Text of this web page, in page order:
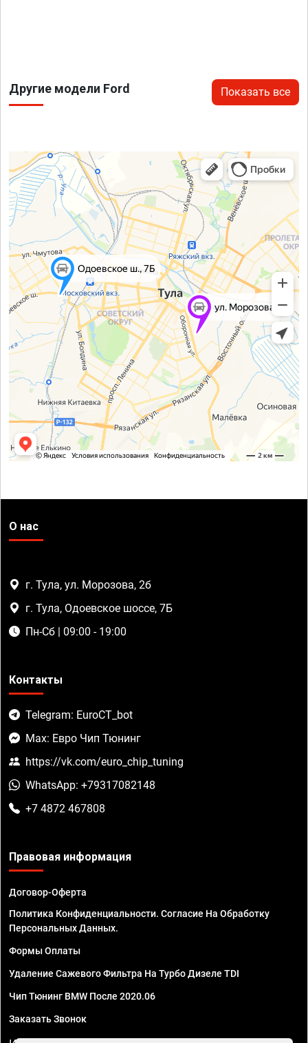
Другие модели Ford Показать все
О нас
г. Тула, ул. Морозова, 2б
г. Тула, Одоевское шоссе, 7Б
Пн-Сб | 09:00 - 19:00
Контакты
Telegram: EuroCT_bot
Max: Евро Чип Тюнинг
https://vk.com/euro_chip_tuning
WhatsApp: +79317082148
+7 4872 467808
Правовая информация
Договор-Оферта
Политика Конфиденциальности. Согласие На Обработку
Персональных Данных.
Формы Оплаты
Удаление Сажевого Фильтра На Турбо Дизеле TDI
Чип Тюнинг BMW После 2020.06
Заказать Звонок